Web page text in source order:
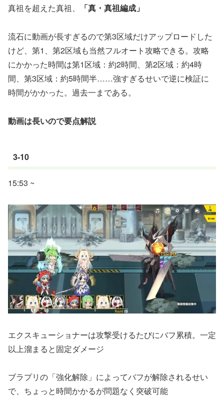
真祖を超えた真祖、 「真・真祖編成」
流石に動画が長すぎるので第3区域だけアップロードした
けど、第1、第2区域も当然フルオート攻略できる。攻略
にかかった時間は第1区域：約2時間、第2区域：約4時
間、第3区域：約5時間半……強すぎるせいで逆に検証に
時間がかかった。過去一まである。
動画は長いので要点解説
3-10
15:53 ~
エクスキューショナーは攻撃受けるたびにバフ累積。一定
以上溜まると固定ダメージ
ブラプリの「強化解除」によってバフが解除されるせい
で、ちょっと時間かかるが問題なく突破可能